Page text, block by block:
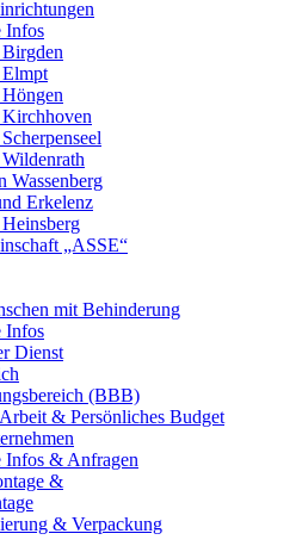
Infos
Elmpt
Kirchhoven
Wassenberg
Erkelenz
„ASSE“
mit Behinderung
Infos
Dienst
(BBB)
& Persönliches Budget
Infos & Anfragen
&
& Verpackung